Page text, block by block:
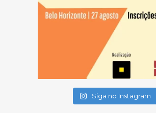
Siga no Instagram